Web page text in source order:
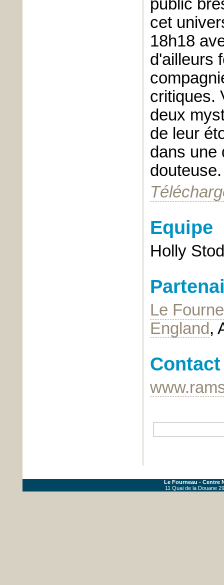
public
cet
18h18
d'ailleurs
critiques.
deux
de leur
dans une
douteuse.
Equipe
Holly
Le
England,
Contact
Le Fourneau - Centre
11 Quai de la Douane